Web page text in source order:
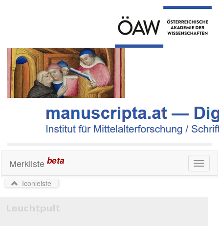
Toggle
Merkliste beta
Iconleiste